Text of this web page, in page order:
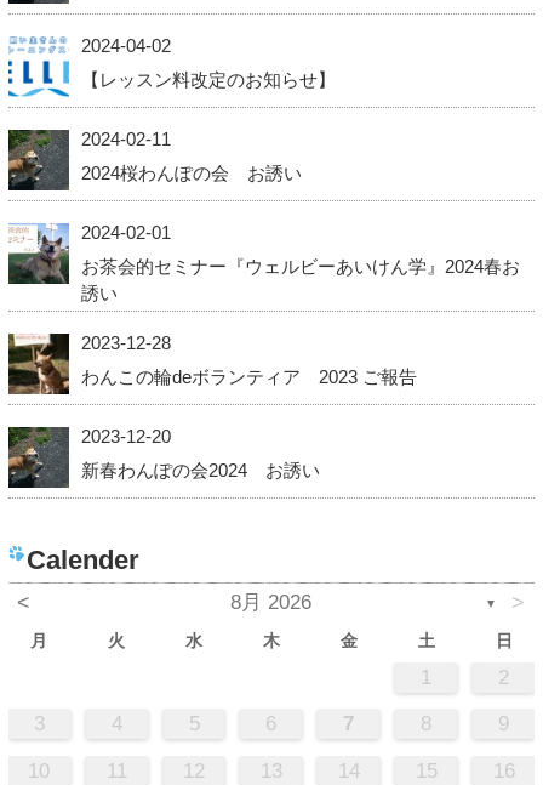
2024-04-02
【レッスン料改定のお知らせ】
2024-02-11
2024桜わんぽの会 お誘い
2024-02-01
お茶会的セミナー『ウェルビーあいけん学』2024春お
誘い
2023-12-28
わんこの輪deボランティア 2023 ご報告
2023-12-20
新春わんぽの会2024 お誘い
Calender
< 8月 2026 ▼ >
月 火 水 木 金 土 日
1 2
3 4 5 6 7 8 9
10 11 12 13 14 15 16